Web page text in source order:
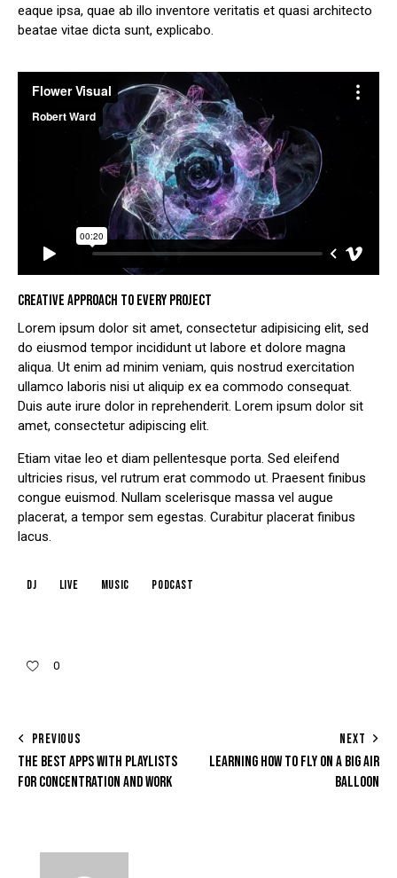
eaque ipsa, quae ab illo inventore veritatis et quasi architecto
beatae vitae dicta sunt, explicabo.
CREATIVE APPROACH TO EVERY PROJECT
Lorem ipsum dolor sit amet, consectetur adipisicing elit, sed
do eiusmod tempor incididunt ut labore et dolore magna
aliqua. Ut enim ad minim veniam, quis nostrud exercitation
ullamco laboris nisi ut aliquip ex ea commodo consequat.
Duis aute irure dolor in reprehenderit. Lorem ipsum dolor sit
amet, consectetur adipiscing elit.
Etiam vitae leo et diam pellentesque porta. Sed eleifend
ultricies risus, vel rutrum erat commodo ut. Praesent finibus
congue euismod. Nullam scelerisque massa vel augue
placerat, a tempor sem egestas. Curabitur placerat finibus
lacus.
dj live music podcast
0
PREVIOUS
THE BEST APPS WITH PLAYLISTS
FOR CONCENTRATION AND WORK
NEXT
LEARNING HOW TO FLY ON A BIG AIR
BALLOON